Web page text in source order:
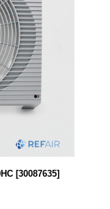
[30087635]